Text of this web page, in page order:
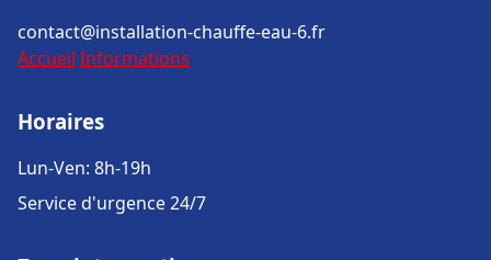
contact@installation-chauffe-eau-6.fr
Accueil Informations
Horaires
Lun-Ven: 8h-19h
Service d'urgence 24/7